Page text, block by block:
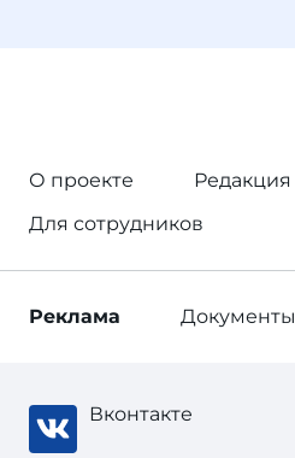
О проекте
Редакция
Для сотрудников
Реклама Документы
Вконтакте